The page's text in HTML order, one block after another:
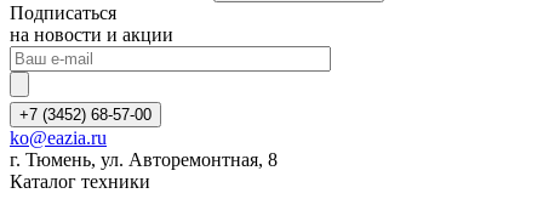
Подписаться
на новости и акции
+7 (3452) 68-57-00
ko@eazia.ru
г. Тюмень, ул. Авторемонтная, 8
Каталог техники